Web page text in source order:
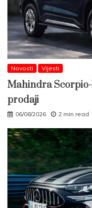
Novosti Vijesti
Mahindra
prodaji
06/08/2026 2 min read